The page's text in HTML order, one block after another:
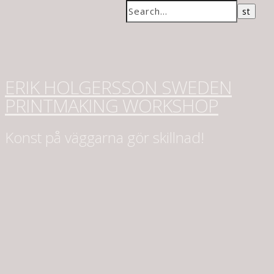
ERIK HOLGERSSON SWEDEN
PRINTMAKING WORKSHOP
Konst på väggarna gör skillnad!